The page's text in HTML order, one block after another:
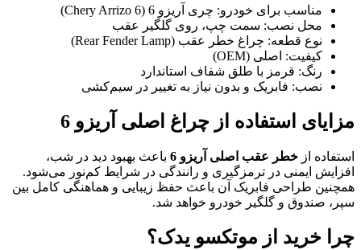
مناسب برای خودرو: چری آریزو 6 (Chery Arrizo 6)
محل نصب: سمت چپ، روی گلگیر عقب
نوع قطعه: چراغ خطر عقب (Rear Fender Lamp)
کیفیت: اصلی (OEM)
رنگ: قرمز با طلق شفاف استاندارد
نصب: فابریک و بدون نیاز به تغییر در سیم‌کشی
مزایای استفاده از چراغ اصلی آریزو 6
استفاده از خطر عقب اصلی آریزو 6
باعث بهبود دید در شب،
افزایش ایمنی در ترمزگیری و رانندگی در شرایط کم‌نور می‌شود.
همچنین طراحی فابریک آن باعث حفظ زیبایی و هماهنگی کامل بین
سپر، صندوق و گلگیر خودرو خواهد شد.
چرا خرید از موتکسو یدک؟